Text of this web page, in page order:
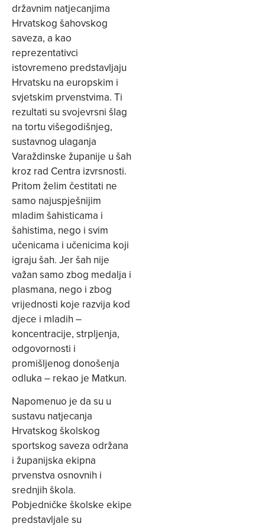
državnim natjecanjima
Hrvatskog šahovskog
saveza, a kao
reprezentativci
istovremeno predstavljaju
Hrvatsku na europskim i
svjetskim prvenstvima. Ti
rezultati su svojevrsni šlag
na tortu višegodišnjeg,
sustavnog ulaganja
Varaždinske županije u šah
kroz rad Centra izvrsnosti.
Pritom želim čestitati ne
samo najuspješnijim
mladim šahisticama i
šahistima, nego i svim
učenicama i učenicima koji
igraju šah. Jer šah nije
važan samo zbog medalja i
plasmana, nego i zbog
vrijednosti koje razvija kod
djece i mladih –
koncentracije, strpljenja,
odgovornosti i
promišljenog donošenja
odluka – rekao je Matkun.
Napomenuo je da su u
sustavu natjecanja
Hrvatskog školskog
sportskog saveza održana
i županijska ekipna
prvenstva osnovnih i
srednjih škola.
Pobjedničke školske ekipe
predstavljale su